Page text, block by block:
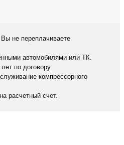
не переплачиваете
автомобилями или ТК.
по договору.
компрессорного
расчетный счет.